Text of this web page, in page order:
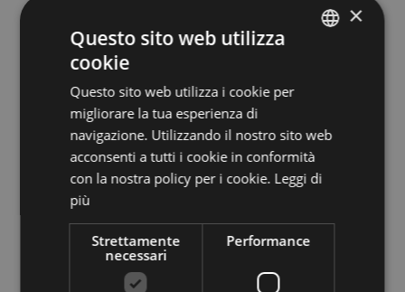
VAI AL SITO 894.00 A PERSONA
DETTAGLI
SULLA HOMEPAGE
LANERHOF ACTIVE - SPA - BALANCE
dal23/05/26 al
ALTRI PACCHETTI
Felicità in famiglia
November Special (4=3)
Winter Special (6=5)
×
Questo sito web utilizza
cookie
Questo sito web utilizza i cookie per
migliorare la tua esperienza di
navigazione. Utilizzando il nostro sito web
acconsenti a tutti i cookie in conformità
con la nostra policy per i cookie. Leggi di
più
Strettamente
necessari
Performance